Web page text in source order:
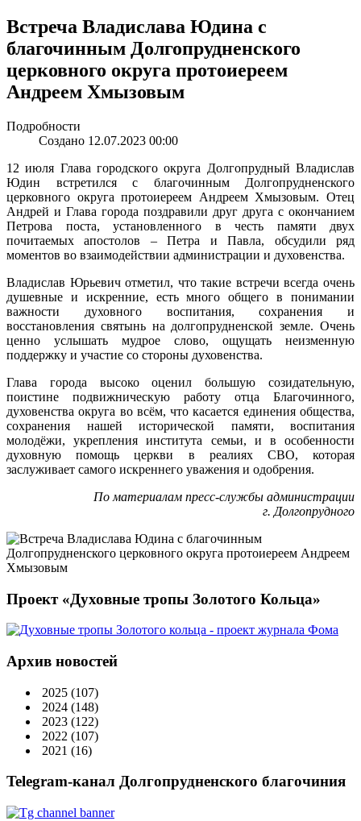
Встреча Владислава Юдина с
благочинным Долгопрудненского
церковного округа протоиереем
Андреем Хмызовым
Подробности
Создано 12.07.2023 00:00
12 июля Глава городского округа Долгопрудный Владислав
Юдин встретился с благочинным Долгопрудненского
церковного округа протоиереем Андреем Хмызовым. Отец
Андрей и Глава города поздравили друг друга с окончанием
Петрова поста, установленного в честь памяти двух
почитаемых апостолов – Петра и Павла, обсудили ряд
моментов во взаимодействии администрации и духовенства.
Владислав Юрьевич отметил, что такие встречи всегда очень
душевные и искренние, есть много общего в понимании
важности духовного воспитания, сохранения и
восстановления святынь на долгопрудненской земле. Очень
ценно услышать мудрое слово, ощущать неизменную
поддержку и участие со стороны духовенства.
Глава города высоко оценил большую созидательную,
поистине подвижническую работу отца Благочинного,
духовенства округа во всём, что касается единения общества,
сохранения нашей исторической памяти, воспитания
молодёжи, укрепления института семьи, и в особенности
духовную помощь церкви в реалиях СВО, которая
заслуживает самого искреннего уважения и одобрения.
По материалам пресс-службы администрации
г. Долгопрудного
Проект «Духовные тропы Золотого Кольца»
Архив новостей
2025 (107)
2024 (148)
2023 (122)
2022 (107)
2021 (16)
Telegram-канал Долгопрудненского благочиния